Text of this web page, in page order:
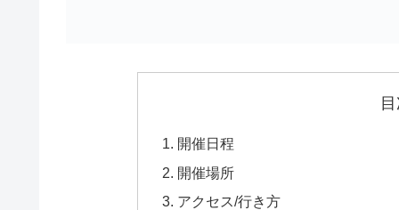
開催日程
開催場所
アクセス/行き方